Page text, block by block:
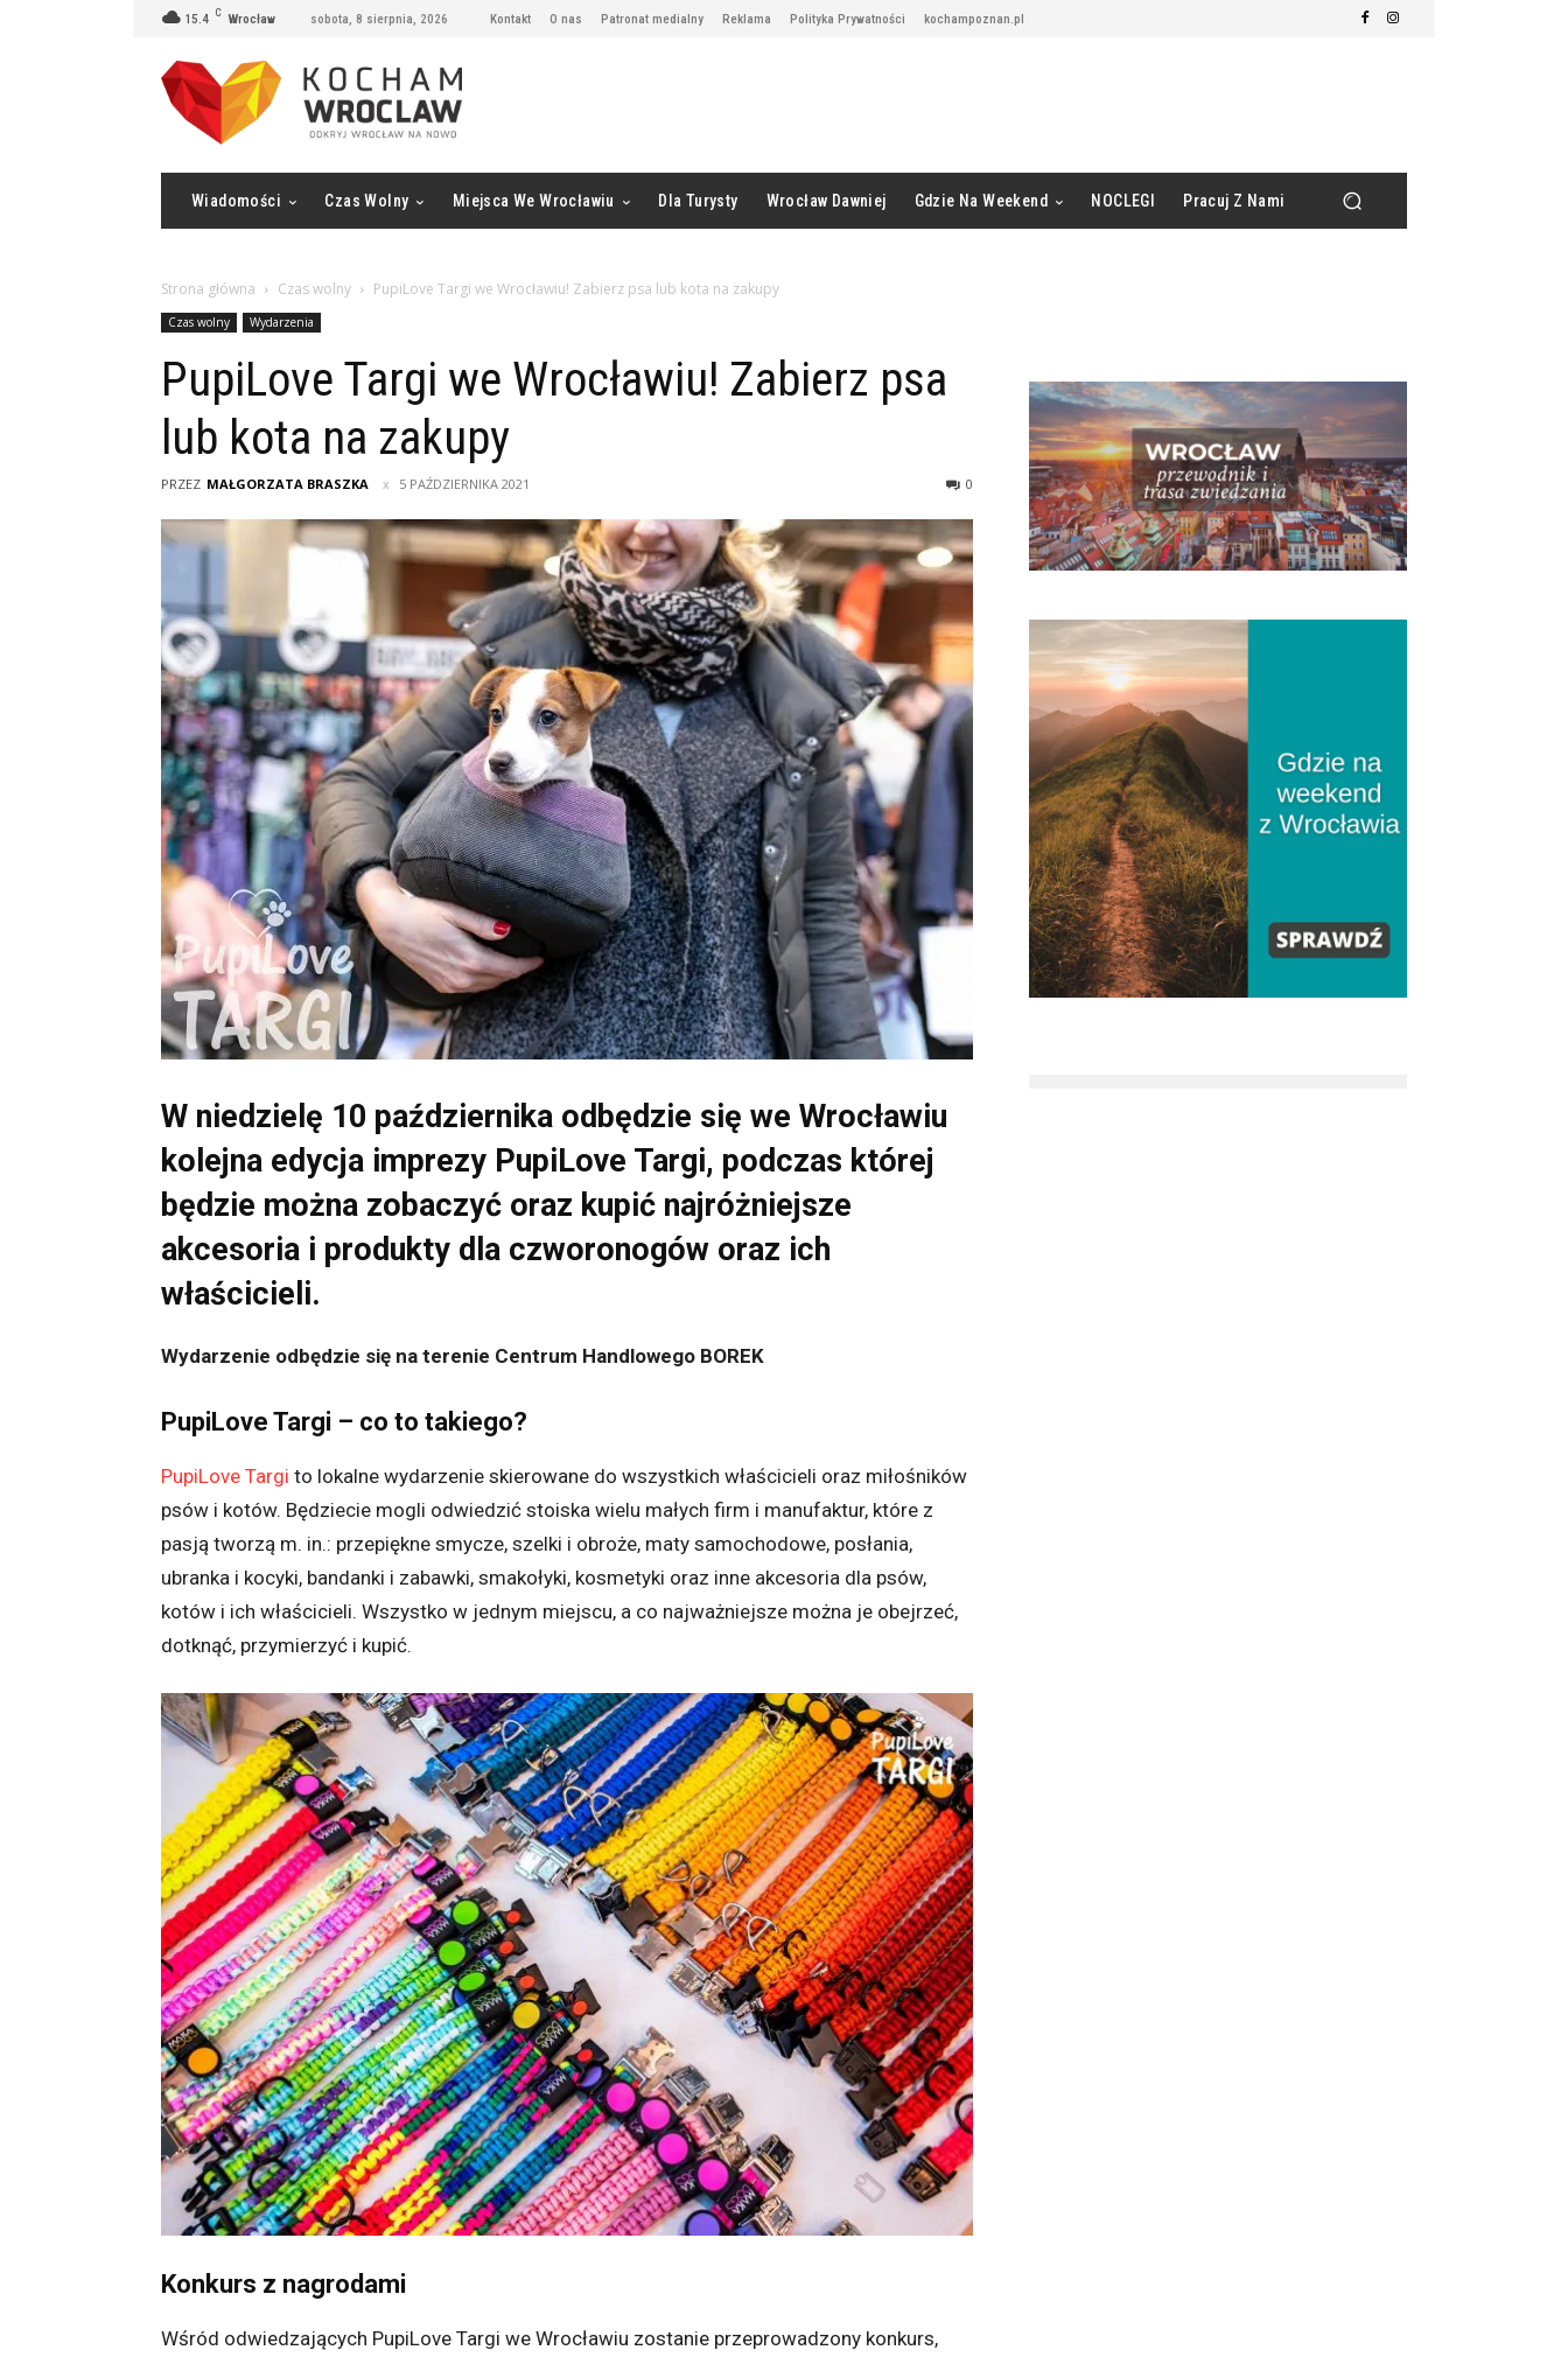
15.4 C Wrocław sobota, 8 sierpnia, 2026 Kontakt O nas Patronat medialny Reklama Polityka Prywatności kochampoznan.pl
Wiadomości Czas Wolny Miejsca We Wrocławiu Dla Turysty Wrocław Dawniej Gdzie Na Weekend NOCLEGI Pracuj Z Nami
Strona główna Czas wolny PupiLove Targi we Wrocławiu! Zabierz psa lub kota na zakupy
Czas wolny Wydarzenia
PupiLove Targi we Wrocławiu! Zabierz psa
lub kota na zakupy
PRZEZ MAŁGORZATA BRASZKA 5 PAŹDZIERNIKA 2021 0
W niedzielę 10 października odbędzie się we Wrocławiu
kolejna edycja imprezy PupiLove Targi, podczas której
będzie można zobaczyć oraz kupić najróżniejsze
akcesoria i produkty dla czworonogów oraz ich
właścicieli.
Wydarzenie odbędzie się na terenie Centrum Handlowego BOREK
PupiLove Targi – co to takiego?
PupiLove Targi to lokalne wydarzenie skierowane do wszystkich właścicieli oraz miłośników
psów i kotów. Będziecie mogli odwiedzić stoiska wielu małych firm i manufaktur, które z
pasją tworzą m. in.: przepiękne smycze, szelki i obroże, maty samochodowe, posłania,
ubranka i kocyki, bandanki i zabawki, smakołyki, kosmetyki oraz inne akcesoria dla psów,
kotów i ich właścicieli. Wszystko w jednym miejscu, a co najważniejsze można je obejrzeć,
dotknąć, przymierzyć i kupić.
Konkurs z nagrodami
Wśród odwiedzających PupiLove Targi we Wrocławiu zostanie przeprowadzony konkurs,